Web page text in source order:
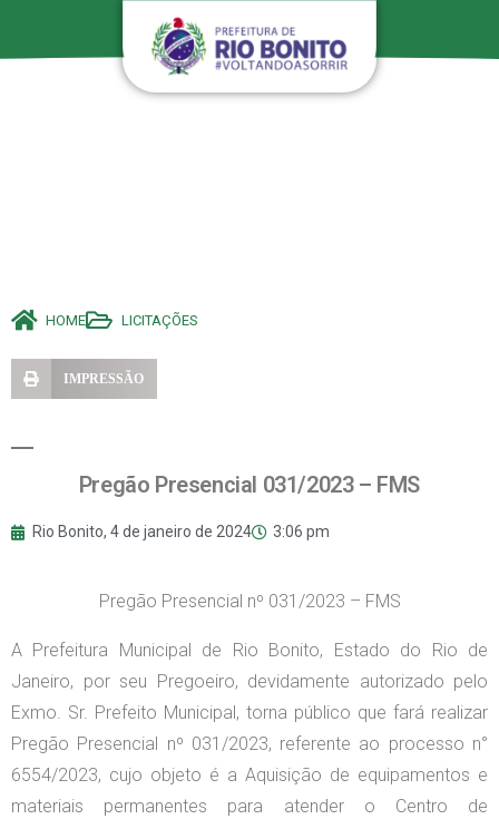
HOME LICITAÇÕES
IMPRESSÃO
Pregão Presencial 031/2023 – FMS
Rio Bonito, 4 de janeiro de 2024 3:06 pm
Pregão Presencial nº 031/2023 – FMS
A Prefeitura Municipal de Rio Bonito, Estado do Rio de
Janeiro, por seu Pregoeiro, devidamente autorizado pelo
Exmo. Sr. Prefeito Municipal, torna público que fará realizar
Pregão Presencial nº 031/2023, referente ao processo n°
6554/2023, cujo objeto é a Aquisição de equipamentos e
materiais permanentes para atender o Centro de